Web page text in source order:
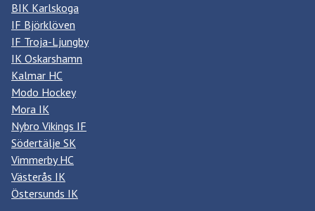
BIK Karlskoga
IF Björklöven
IF Troja-Ljungby
IK Oskarshamn
Kalmar HC
Modo Hockey
Mora IK
Nybro Vikings IF
Södertälje SK
Vimmerby HC
Västerås IK
Östersunds IK